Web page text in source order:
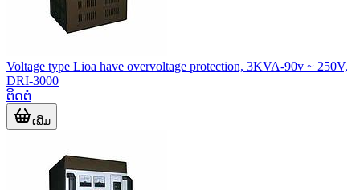
Voltage type Lioa have overvoltage protection, 3KVA-90v ~ 250V,
DRI-3000
ຕິດຕໍ່
ເພີ່ມ